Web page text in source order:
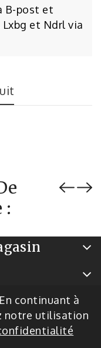
B-post et
Lxbg et Ndrl via
:
continuant à
notre utilisation
électronique par